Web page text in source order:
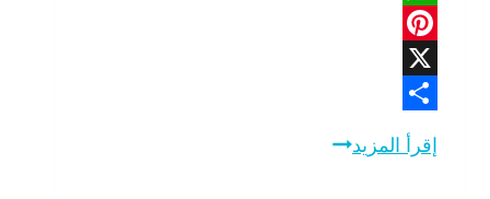
WhatsApp
Pinterest
X
Share
إقرأ المزيدعزل